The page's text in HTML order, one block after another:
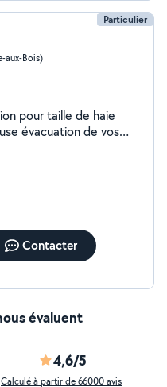
Particulier
aux-Bois)
pour taille de haie
évacuation de vos
Contacter
évaluent
4,6/5
Calculé à partir de 66000 avis